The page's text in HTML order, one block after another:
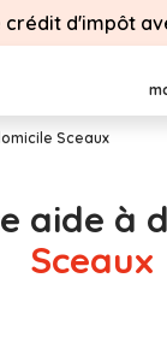
crédit d'impôt
Sceaux
aide à
Sceaux